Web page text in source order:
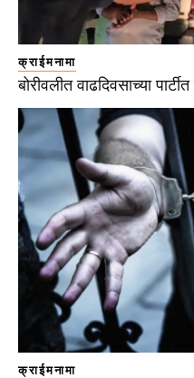
क्राईमनामा
बोरीवलीत वाढदिवसाच्या
क्राईमनामा